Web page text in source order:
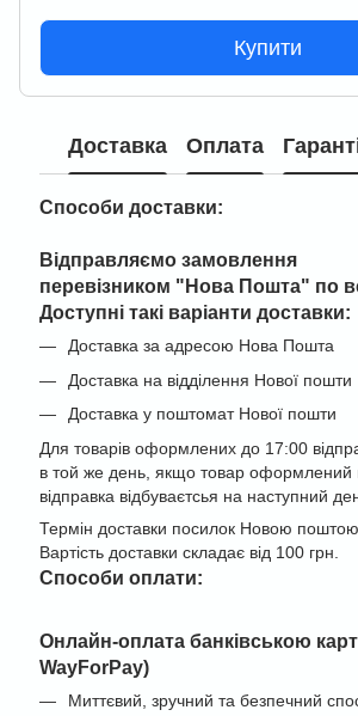
Купити
Доставка Оплата
Способи доставки:
Відправляємо замовлення
перевізником " Нова Пошта" по
Доступні такі варіанти доставки:
Доставка за адресою Нова Пошта
Доставка на відділення Нової пошти
Доставка у поштомат Нової пошти
Для товарів оформлених до 17:00
в той же день, якщо товар оформлений
відправка відбуваєтсья на наступний
Термін доставки посилок Новою
Вартість доставки складає від 100 грн.
Cпособи оплати:
Онлайн-оплата банківською
WayForPay)
Миттєвий, зручний та безпечний